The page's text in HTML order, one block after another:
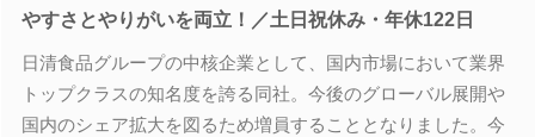
やすさとやりがいを両立！／土日祝休み・年休122日
日清食品グループの中核企業として、国内市場において業界
トップクラスの知名度を誇る同社。今後のグローバル展開や
国内のシェア拡大を図るため増員することとなりました。今